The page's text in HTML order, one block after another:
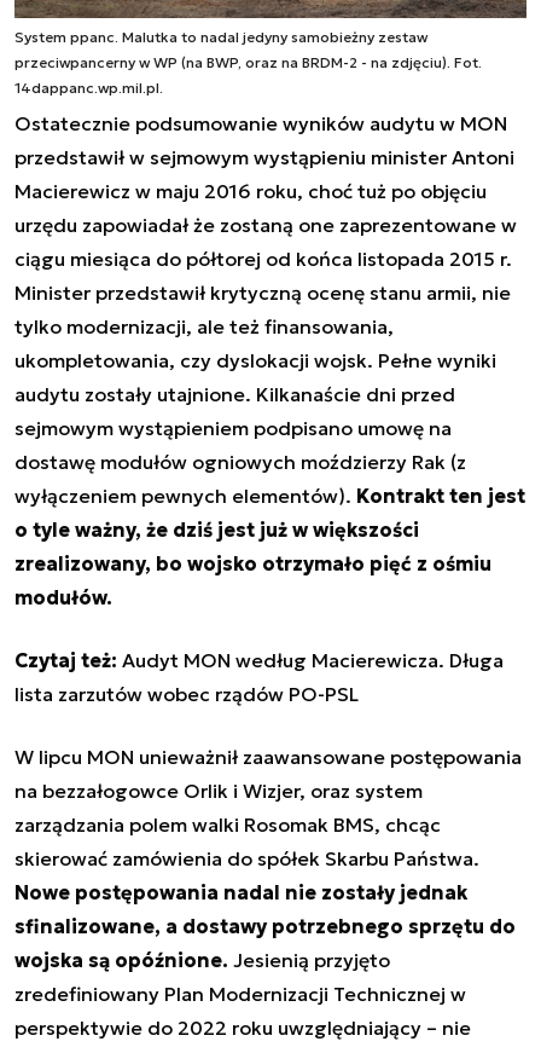
System ppanc. Malutka to nadal jedyny samobieżny zestaw
przeciwpancerny w WP (na BWP, oraz na BRDM-2 - na zdjęciu). Fot.
14dappanc.wp.mil.pl.
Ostatecznie podsumowanie wyników audytu w MON
przedstawił w sejmowym wystąpieniu minister Antoni
Macierewicz w maju 2016 roku, choć tuż po objęciu
urzędu zapowiadał że zostaną one zaprezentowane w
ciągu miesiąca do półtorej od końca listopada 2015 r.
Minister przedstawił krytyczną ocenę stanu armii, nie
tylko modernizacji, ale też finansowania,
ukompletowania, czy dyslokacji wojsk. Pełne wyniki
audytu zostały utajnione. Kilkanaście dni przed
sejmowym wystąpieniem podpisano umowę na
dostawę modułów ogniowych moździerzy Rak (z
wyłączeniem pewnych elementów). Kontrakt ten jest
o tyle ważny, że dziś jest już w większości
zrealizowany, bo wojsko otrzymało pięć z ośmiu
modułów.
Czytaj też: Audyt MON według Macierewicza. Długa
lista zarzutów wobec rządów PO-PSL
W lipcu MON unieważnił zaawansowane postępowania
na bezzałogowce Orlik i Wizjer, oraz system
zarządzania polem walki Rosomak BMS, chcąc
skierować zamówienia do spółek Skarbu Państwa.
Nowe postępowania nadal nie zostały jednak
sfinalizowane, a dostawy potrzebnego sprzętu do
wojska są opóźnione. Jesienią przyjęto
zredefiniowany Plan Modernizacji Technicznej w
perspektywie do 2022 roku uwzględniający – nie